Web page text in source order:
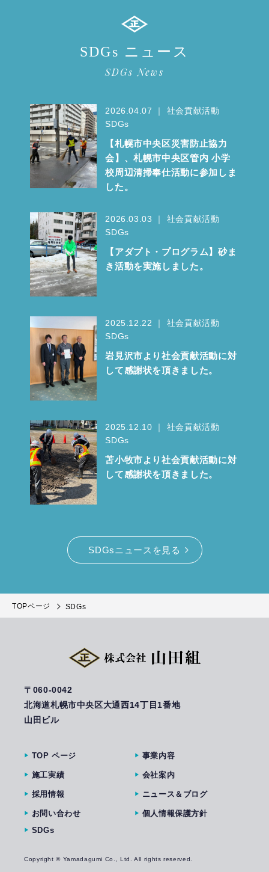
SDGs ニュース
SDGs News
2026.04.07 ｜ 社会貢献活動
SDGs
【札幌市中央区災害防止協力
会】、札幌市中央区管内 小学
校周辺清掃奉仕活動に参加しま
した。
2026.03.03 ｜ 社会貢献活動
SDGs
【アダプト・プログラム】砂ま
き活動を実施しました。
2025.12.22 ｜ 社会貢献活動
SDGs
岩見沢市より社会貢献活動に対
して感謝状を頂きました。
2025.12.10 ｜ 社会貢献活動
SDGs
苫小牧市より社会貢献活動に対
して感謝状を頂きました。
SDGsニュースを見る
TOPページ SDGs
〒060-0042
北海道札幌市中央区大通西14丁目1番地
山田ビル
TOP ページ 事業内容
施工実績 会社案内
採用情報 ニュース＆ブログ
お問い合わせ
個人情報保護方針
SDGs
Copyright © Yamadagumi Co., Ltd. All rights reserved.